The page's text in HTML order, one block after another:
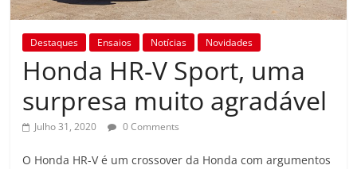
Destaques Ensaios Notícias Novidades
Honda HR-V Sport, uma
surpresa muito agradável
Julho 31, 2020 0 Comments
O Honda HR-V é um crossover da Honda com argumentos